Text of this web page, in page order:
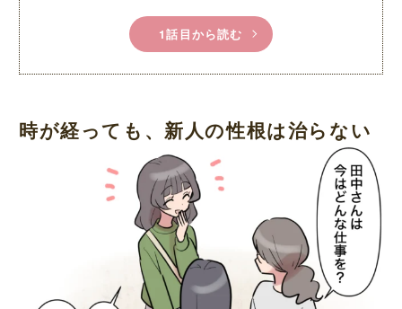
1話目から読む
時が経っても、新人の性根は治らない